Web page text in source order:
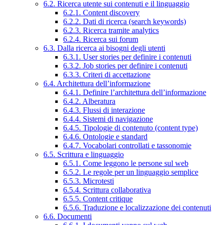
6.2. Ricerca utente sui contenuti e il linguaggio
6.2.1. Content discovery
6.2.2. Dati di ricerca (search keywords)
6.2.3. Ricerca tramite analytics
6.2.4. Ricerca sui forum
6.3. Dalla ricerca ai bisogni degli utenti
6.3.1. User stories per definire i contenuti
6.3.2. Job stories per definire i contenuti
6.3.3. Criteri di accettazione
6.4. Architettura dell’informazione
6.4.1. Definire l’architettura dell’informazione
6.4.2. Alberatura
6.4.3. Flussi di interazione
6.4.4. Sistemi di navigazione
6.4.5. Tipologie di contenuto (content type)
6.4.6. Ontologie e standard
6.4.7. Vocabolari controllati e tassonomie
6.5. Scrittura e linguaggio
6.5.1. Come leggono le persone sul web
6.5.2. Le regole per un linguaggio semplice
6.5.3. Microtesti
6.5.4. Scrittura collaborativa
6.5.5. Content critique
6.5.6. Traduzione e localizzazione dei contenuti
6.6. Documenti